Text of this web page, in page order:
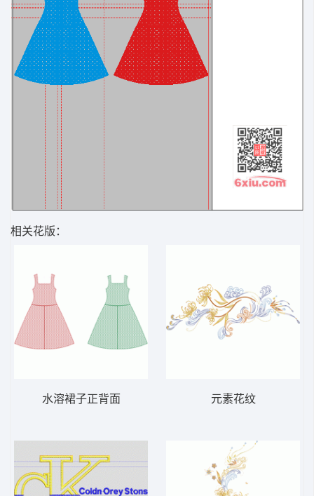
相关花版：
水溶裙子正背面 元素花纹